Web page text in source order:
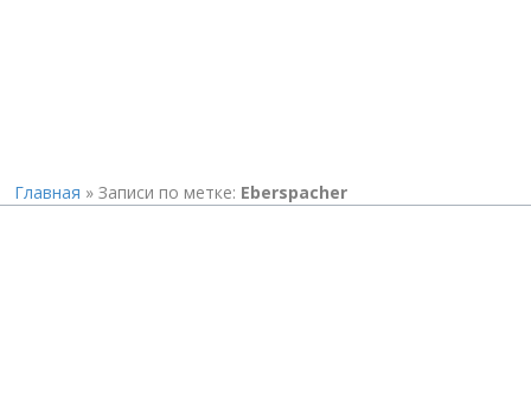
Главная » Записи по метке: Eberspacher